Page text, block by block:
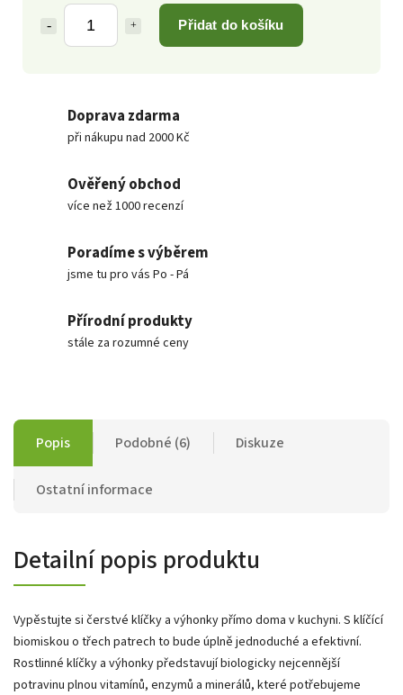
Přidat do košíku
Doprava zdarma
při nákupu nad 2000 Kč
Ověřený obchod
více než 1000 recenzí
Poradíme s výběrem
jsme tu pro vás Po - Pá
Přírodní produkty
stále za rozumné ceny
Popis Podobné (6) Diskuze
Ostatní informace
Detailní popis produktu
Vypěstujte si čerstvé klíčky a výhonky přímo doma v kuchyni. S klíčící
biomiskou o třech patrech to bude úplně jednoduché a efektivní.
Rostlinné klíčky a výhonky představují biologicky nejcennější
potravinu plnou vitamínů, enzymů a minerálů, které potřebujeme